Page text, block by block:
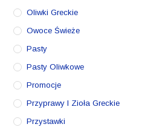
Oliwki Greckie
Owoce Świeże
Pasty
Pasty Oliwkowe
Promocje
Przyprawy I Zioła Greckie
Przystawki